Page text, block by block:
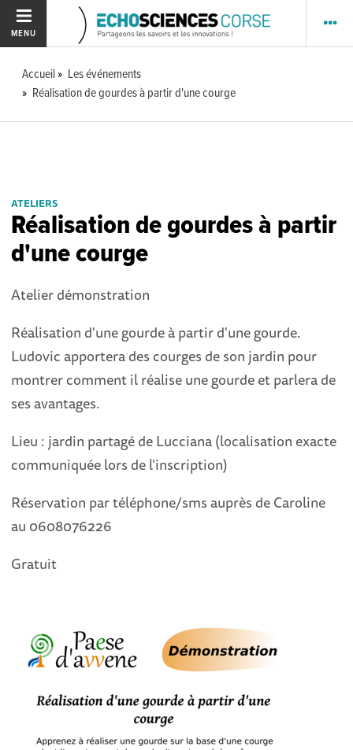
MENU
Accueil
Les événements
Réalisation de gourdes à partir d'une courge
ATELIERS
Réalisation de gourdes à partir
d'une courge
Atelier démonstration
Réalisation d'une gourde à partir d'une gourde.
Ludovic apportera des courges de son jardin pour
montrer comment il réalise une gourde et parlera de
ses avantages.
Lieu : jardin partagé de Lucciana (localisation exacte
communiquée lors de l'inscription)
Réservation par téléphone/sms auprès de Caroline
au 0608076226
Gratuit